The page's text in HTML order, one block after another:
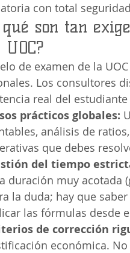
con total
son tan
de examen de la
Los consultores
real del estudiante
prácticos globales:
análisis de
que debes
del tiempo
duración muy acotada
la duda; hay que
las fórmulas desde
de corrección
económica.